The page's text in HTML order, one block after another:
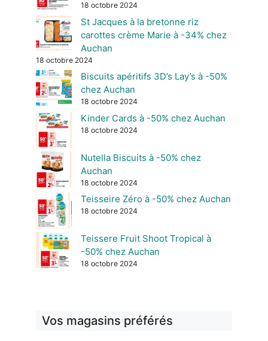
18 octobre 2024
St Jacques à la bretonne riz
carottes crème Marie à -34% chez
Auchan
18 octobre 2024
Biscuits apéritifs 3D’s Lay’s à -50%
chez Auchan
18 octobre 2024
Kinder Cards à -50% chez Auchan
18 octobre 2024
Nutella Biscuits à -50% chez
Auchan
18 octobre 2024
Teisseire Zéro à -50% chez Auchan
18 octobre 2024
Teissere Fruit Shoot Tropical à
-50% chez Auchan
18 octobre 2024
Vos magasins préférés